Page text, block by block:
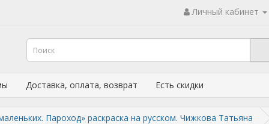
Личный кабинет
Доставка, оплата, возврат Есть скидки
Пароход» раскраска на русском. Чижкова Татьяна